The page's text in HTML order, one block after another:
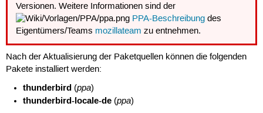
Versionen. Weitere Informationen sind der
PPA-Beschreibung des
Eigentümers/Teams mozillateam zu entnehmen.
Nach der Aktualisierung der Paketquellen können die folgenden
Pakete installiert werden:
thunderbird (ppa)
thunderbird-locale-de (ppa)